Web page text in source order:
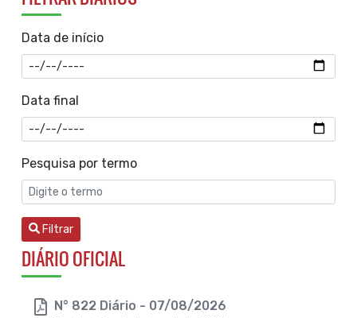
Data de início
Data final
Pesquisa por termo
Filtrar
DIÁRIO OFICIAL
N° 822 Diário - 07/08/2026